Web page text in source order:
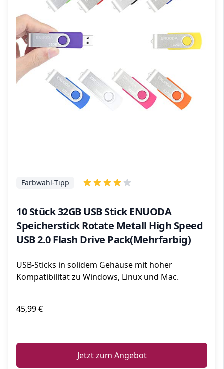
10 Stück 32GB USB Stick ENUODA
Speicherstick Rotate Metall High Speed
USB 2.0 Flash Drive Pack(Mehrfarbig)
Farbwahl-Tipp
USB-Sticks in solidem Gehäuse mit hoher
Kompatibilität zu Windows, Linux und Mac.
45,99 €
Jetzt zum Angebot